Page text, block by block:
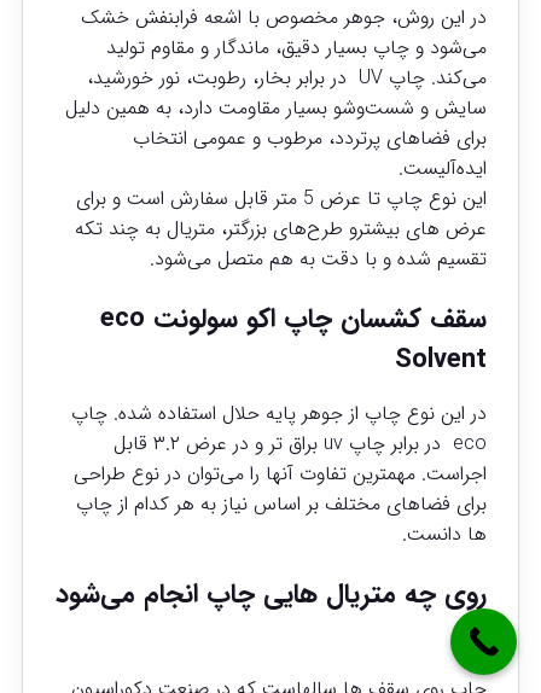
در این روش، جوهر مخصوص با اشعه فرابنفش خشک
می‌شود و چاپ بسیار دقیق، ماندگار و مقاوم تولید
می‌کند. چاپ UV در برابر بخار، رطوبت، نور خورشید،
سایش و شست‌وشو بسیار مقاومت دارد، به همین دلیل
برای فضاهای پرتردد، مرطوب و عمومی انتخاب
ایده‌آلیست.
این نوع چاپ تا عرض 5 متر قابل سفارش است و برای
عرض های بیشترو طرح‌های بزرگتر، متریال به چند تکه
تقسیم شده و با دقت به هم متصل می‌شود.
سقف کشسان چاپ اکو سولونت eco
Solvent
در این نوع چاپ از جوهر پایه حلال استفاده شده. چاپ
eco در برابر چاپ uv براق تر و در عرض ۳.۲ قابل
اجراست. مهمترین تفاوت آنها را می‌توان در نوع طراحی
برای فضاهای مختلف بر اساس نیاز به هر کدام از چاپ
ها دانست.
روی چه متریال هایی چاپ انجام می‌شود
؟